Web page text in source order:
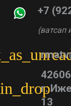
+7
(ватсап
г.
13